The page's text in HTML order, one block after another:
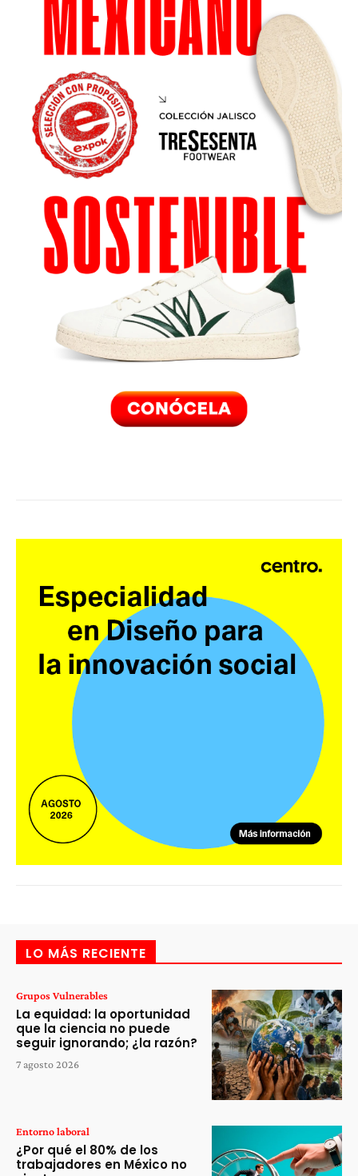
LO MÁS RECIENTE
Grupos Vulnerables
La equidad: la oportunidad
que la ciencia no puede
seguir ignorando; ¿la razón?
7 agosto 2026
Entorno laboral
¿Por qué el 80% de los
trabajadores en México no